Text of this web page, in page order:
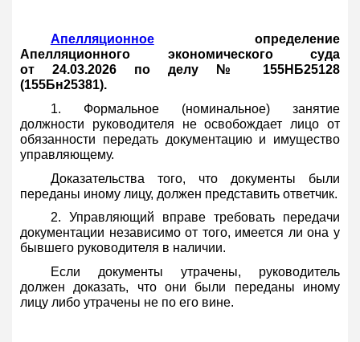
Апелляционноеопределение
Апелляционного экономического суда
от 24.03.2026 по делу № 155НБ25128
(155Бн25381).
1. Формальное (номинальное) занятие
должности руководителя не освобождает лицо от
обязанности передать документацию и имущество
управляющему.
Доказательства того, что документы были
переданы иному лицу, должен представить ответчик.
2. Управляющий вправе требовать передачи
документации независимо от того, имеется ли она у
бывшего руководителя в наличии.
Если документы утрачены, руководитель
должен доказать, что они были переданы иному
лицу либо утрачены не по его вине.